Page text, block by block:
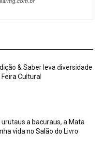
& Saber leva diversidade
Cultural
a bacuraus, a Mata
vida no Salão do Livro